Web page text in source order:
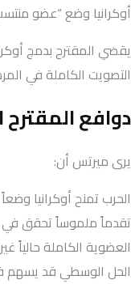
أوكرانيا وضع “عضو
يقضي المقترح بدمج
التصويت الكاملة في
دوافع المقترح
يرى ميرتس أن:
الحرب تمنح أوكرانيا
تقدماً ملموساً تحقق في
العضوية الكاملة حالياً
الحل الوسطي قد يسهم